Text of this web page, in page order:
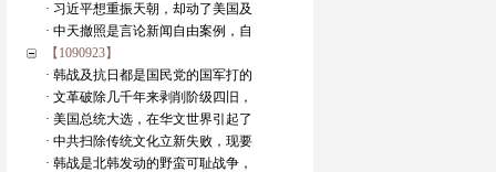
· 习近平想重振天朝，却动了美国及
· 中天撤照是言论新闻自由案例，自
【1090923】
· 韩战及抗日都是国民党的国军打的
· 文革破除几千年来剥削阶级四旧，
· 美国总统大选，在华文世界引起了
· 中共扫除传统文化立新失败，现要
· 韩战是北韩发动的野蛮可耻战争，